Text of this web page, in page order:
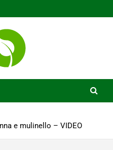
e mulinello – VIDEO